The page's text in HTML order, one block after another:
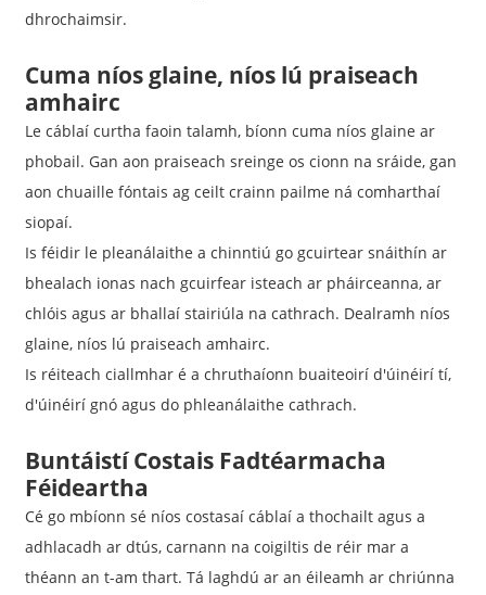
dhrochaimsir.
Cuma níos glaine, níos lú praiseach
amhairc
Le cáblaí curtha faoin talamh, bíonn cuma níos glaine ar
phobail. Gan aon praiseach sreinge os cionn na sráide, gan
aon chuaille fóntais ag ceilt crainn pailme ná comharthaí
siopaí.
Is féidir le pleanálaithe a chinntiú go gcuirtear snáithín ar
bhealach ionas nach gcuirfear isteach ar pháirceanna, ar
chlóis agus ar bhallaí stairiúla na cathrach. Dealramh níos
glaine, níos lú praiseach amhairc.
Is réiteach ciallmhar é a chruthaíonn buaiteoirí d'úinéirí tí,
d'úinéirí gnó agus do phleanálaithe cathrach.
Buntáistí Costais Fadtéarmacha
Féideartha
Cé go mbíonn sé níos costasaí cáblaí a thochailt agus a
adhlacadh ar dtús, carnann na coigiltis de réir mar a
théann an t-am thart. Tá laghdú ar an éileamh ar chriúnna